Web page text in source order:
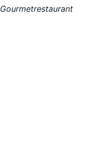
Gourmetrestaurant